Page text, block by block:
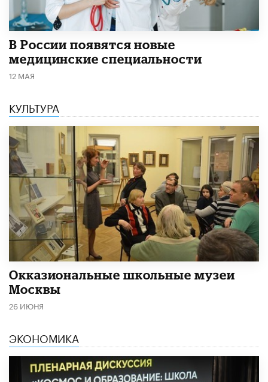
В России появятся новые
медицинские специальности
12 МАЯ
КУЛЬТУРА
​Окказиональные школьные музеи
Москвы
26 ИЮНЯ
ЭКОНОМИКА